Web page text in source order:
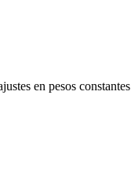
en pesos